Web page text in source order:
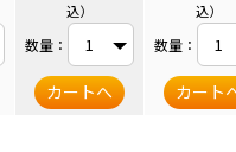
込）
数量：
カートへ
込）
数量：
カート